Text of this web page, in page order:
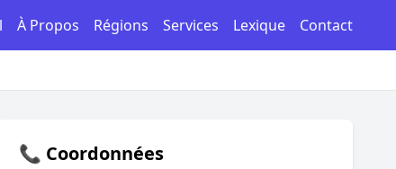
À Propos Régions Services Lexique Contact
📞 Coordonnées